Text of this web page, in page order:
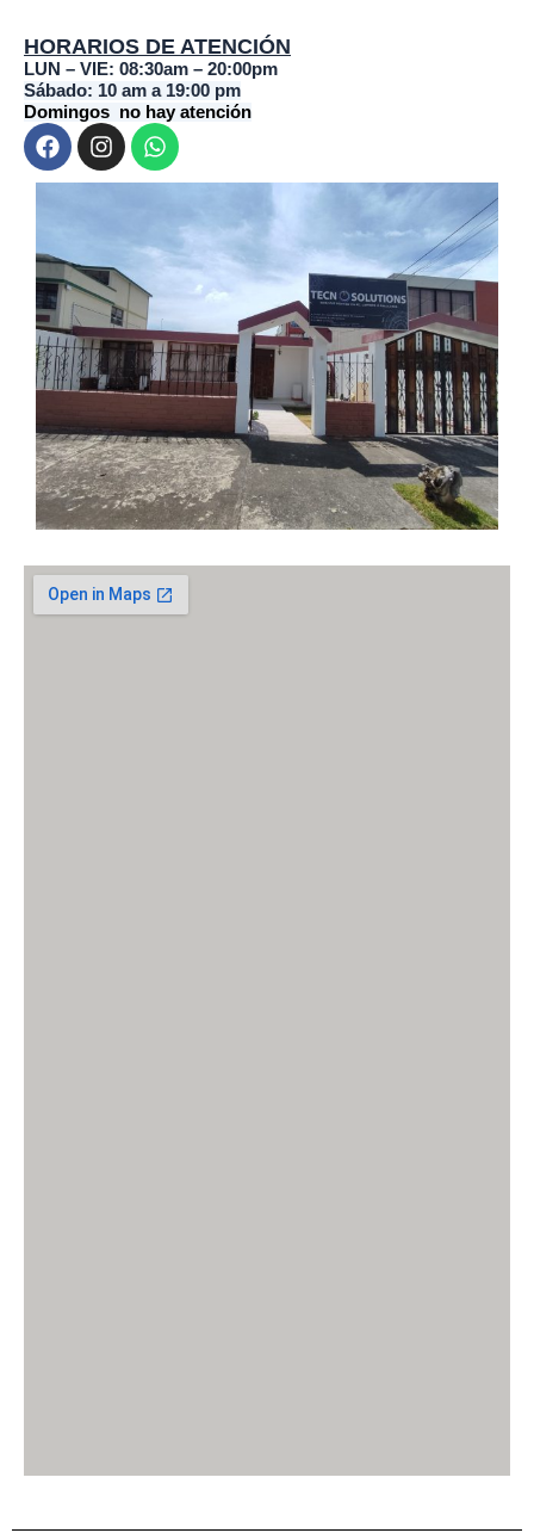
HORARIOS DE ATENCIÓN
LUN – VIE: 08:30am – 20:00pm
Sábado: 10 am a 19:00 pm
Domingos no hay atención
F
a
c
o
o
k
I
n
s
r
a
m
W
h
a
a